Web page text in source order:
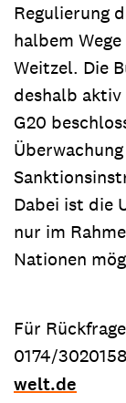
Regulierung
halbem
Weitzel. Die
deshalb aktiv
G20
Dabei ist die
nur im
Nationen
Für
0174/
welt.de